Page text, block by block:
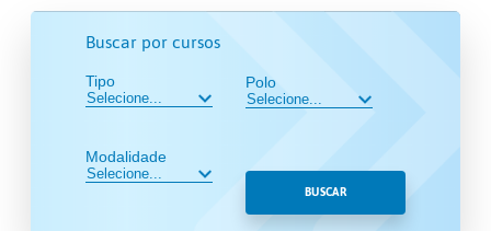
Buscar por cursos
Tipo
Modalidade
Polo
BUSCAR